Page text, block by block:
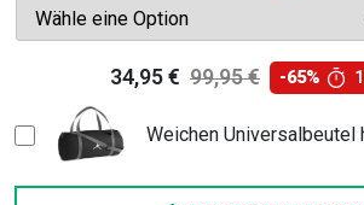
Weichen Universalbeutel
99,95€
Preis
99,95 €
34,95€
Aktueller
Preis
34,95 €.
-65%